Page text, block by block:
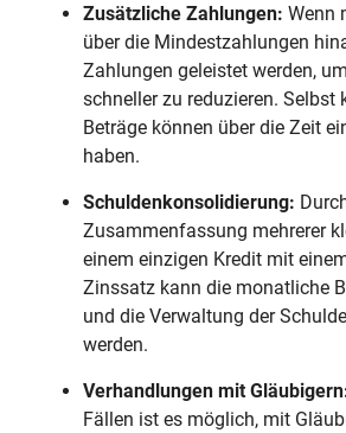
Zusätzliche Zahlungen: Wenn
über die Mindestzahlungen
Zahlungen geleistet werden,
schneller zu reduzieren. Selbst
Beträge können über die Zeit
haben.
Schuldenkonsolidierung:
Zusammenfassung mehrerer
einem einzigen Kredit mit
Zinssatz kann die monatliche
und die Verwaltung der
werden.
Verhandlungen mit
Fällen ist es möglich, mit